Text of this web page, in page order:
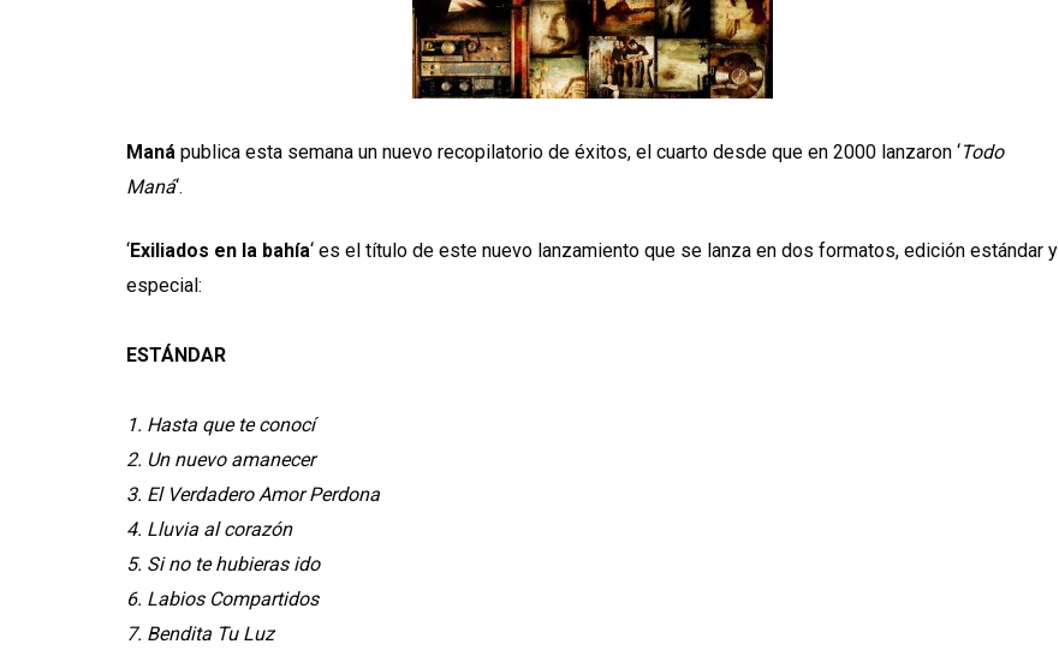
Manápublica esta semana un nuevo recopilatorio de éxitos, el cuarto desde que en 2000 lanzaron ‘Todo
Maná‘.
‘Exiliados en la bahía‘ es el título de este nuevo lanzamiento que se lanza en dos formatos, edición estándar y
especial:
ESTÁNDAR
1. Hasta que te conocí
2. Un nuevo amanecer
3. El Verdadero Amor Perdona
4. Lluvia al corazón
5. Si no te hubieras ido
6. Labios Compartidos
7. Bendita Tu Luz